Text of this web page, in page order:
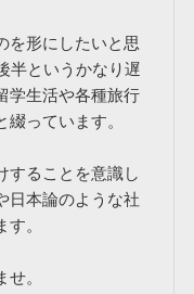
を形にしたいと思
半というかなり遅
学生活や各種旅行
っています。
することを意識し
日本論のような社
。
。